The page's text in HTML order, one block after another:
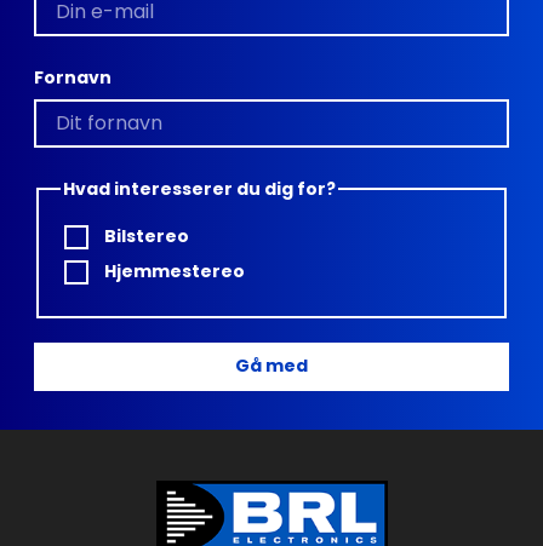
Fornavn
Hvad interesserer du dig for?
Bilstereo
Hjemmestereo
Gå med